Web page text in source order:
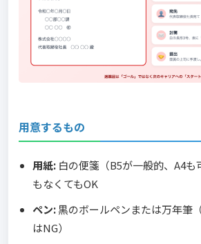
用意するもの
用紙: 白の便箋（B5が一般的、A4も
もなくてもOK
ペン:黒のボールペンまたは万年筆
はNG）